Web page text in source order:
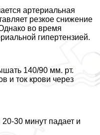
артериальная
резкое снижение
во время
гипертензией.
140/90 мм. рт.
и ток крови через
30 минут падает и